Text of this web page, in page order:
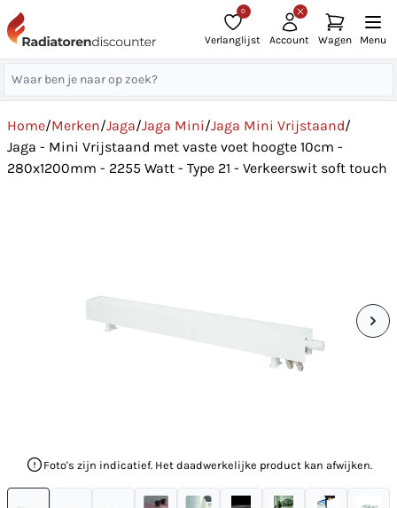
0
Verlanglijst Account Wagen Menu
Home/Merken/Jaga/Jaga Mini/Jaga Mini Vrijstaand/
Jaga - Mini Vrijstaand met vaste voet hoogte 10cm -
280x1200mm - 2255 Watt - Type 21 - Verkeerswit soft touch
Foto's zijn indicatief. Het daadwerkelijke product kan afwijken.